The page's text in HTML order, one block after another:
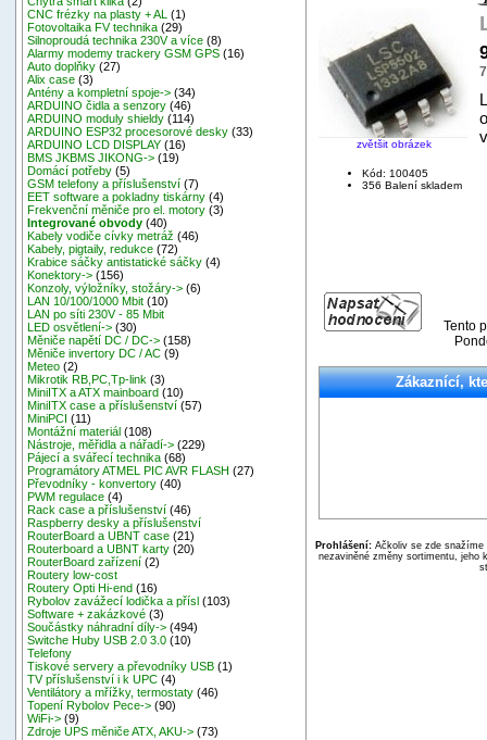
CNC frézky na plasty + AL
(1)
Fotovoltaika FV technika (29)
Silnoproudá technika 230V a více (8)
Alarmy modemy trackery GSM GPS (16)
Auto doplňky (27)
Alix case (3)
Antény a kompletní spoje-> (34)
ARDUINO čidla a senzory (46)
ARDUINO moduly shieldy (114)
ARDUINO ESP32 procesorové desky (33)
ARDUINO LCD DISPLAY (16)
BMS JKBMS JIKONG-> (19)
Domácí potřeby (5)
GSM telefony a příslušenství (7)
EET software a pokladny tiskárny (4)
Frekvenční měniče pro el. motory (3)
Integrované obvody (40)
Kabely vodiče cívky metráž (46)
Kabely, pigtaily, redukce (72)
Krabice sáčky antistatické sáčky (4)
Konektory-> (156)
Konzoly, výložníky, stožáry-> (6)
LAN 10/100/1000 Mbit (10)
LAN po síti 230V - 85 Mbit
LED osvětlení-> (30)
Měniče napětí DC / DC-> (158)
Měniče invertory DC / AC (9)
Meteo (2)
Mikrotik RB,PC,Tp-link (3)
MiniITX a ATX mainboard (10)
MiniITX case a příslušenství (57)
MiniPCI (11)
Montážní materiál (108)
Nástroje, měřidla a nářadí-> (229)
Pájecí a svářecí technika (68)
Programátory ATMEL PIC AVR FLASH (27)
Převodníky - konvertory (40)
PWM regulace (4)
Rack case a příslušenství (46)
Raspberry desky a příslušenství
RouterBoard a UBNT case (21)
Routerboard a UBNT karty (20)
RouterBoard zařízení (2)
Routery low-cost
Routery Opti Hi-end (16)
Rybolov zavážecí lodička a přísl (103)
Software + zakázkové (3)
Součástky náhradní díly-> (494)
Switche Huby USB 2.0 3.0 (10)
Telefony
Tiskové servery a převodníky USB (1)
TV příslušenství i k UPC (4)
Ventilátory a mřížky, termostaty (46)
Topení Rybolov Pece-> (90)
WiFi-> (9)
Zdroje UPS měniče ATX, AKU-> (73)
zvětšit obrázek
Kód: 100405
356 Balení skladem
Tento
Zákaznící,
Prohlášení:Ačkoliv se zde snažíme
nezaviněné změny sortimentu, jeho